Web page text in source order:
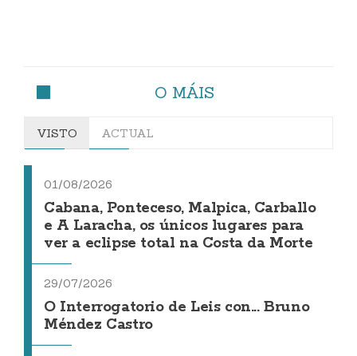
O MÁIS
VISTO ACTUAL
01/08/2026
Cabana, Ponteceso, Malpica, Carballo
e A Laracha, os únicos lugares para
ver a eclipse total na Costa da Morte
29/07/2026
O Interrogatorio de Leis con... Bruno
Méndez Castro